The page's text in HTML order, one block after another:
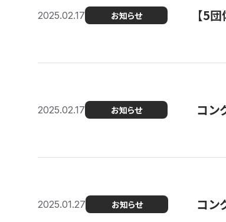
2025.02.17 お知らせ 【5
2025.02.17 お知らせ コン
2025.01.27 お知らせ コン